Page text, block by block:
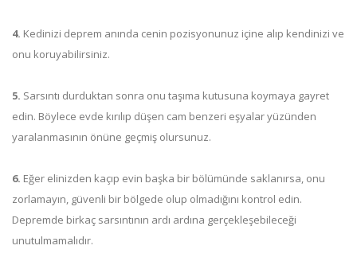
4. Kedinizi deprem anında cenin pozisyonunuz içine alıp kendinizi ve
onu koruyabilirsiniz.
5. Sarsıntı durduktan sonra onu taşıma kutusuna koymaya gayret
edin. Böylece evde kırılıp düşen cam benzeri eşyalar yüzünden
yaralanmasının önüne geçmiş olursunuz.
6. Eğer elinizden kaçıp evin başka bir bölümünde saklanırsa, onu
zorlamayın, güvenli bir bölgede olup olmadığını kontrol edin.
Depremde birkaç sarsıntının ardı ardına gerçekleşebileceği
unutulmamalıdır.